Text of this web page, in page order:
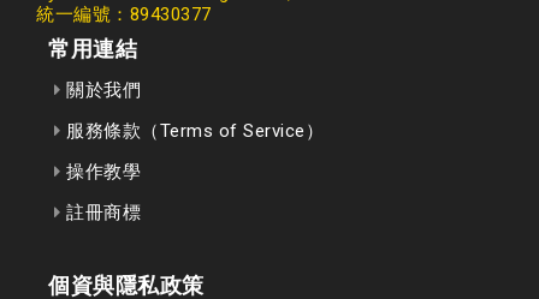
統一編號：89430377
常用連結
關於我們
服務條款（Terms of Service）
操作教學
註冊商標
個資與隱私政策